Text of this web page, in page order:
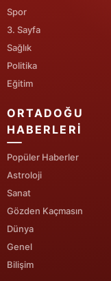
Spor
3. Sayfa
Sağlık
Politika
Eğitim
ORTADOĞU
HABERLERI
Popüler Haberler
Astroloji
Sanat
Gözden Kaçmasın
Dünya
Genel
Bilişim